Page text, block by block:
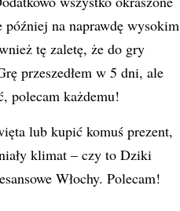
na naprawdę wysokim
tę zaletę, że do gry
przeszedłem w 5 dni, ale
polecam każdemu!
lub kupić komuś prezent,
klimat – czy to Dziki
Włochy. Polecam!